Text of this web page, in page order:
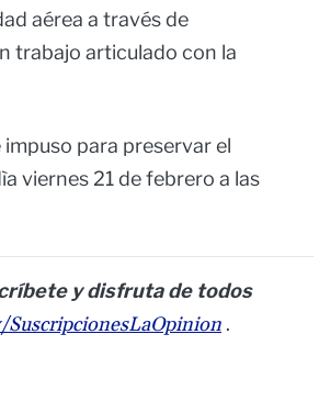
aérea a través de
trabajo articulado con la
impuso para preservar el
viernes 21 de febrero a las
y disfruta de todos
.